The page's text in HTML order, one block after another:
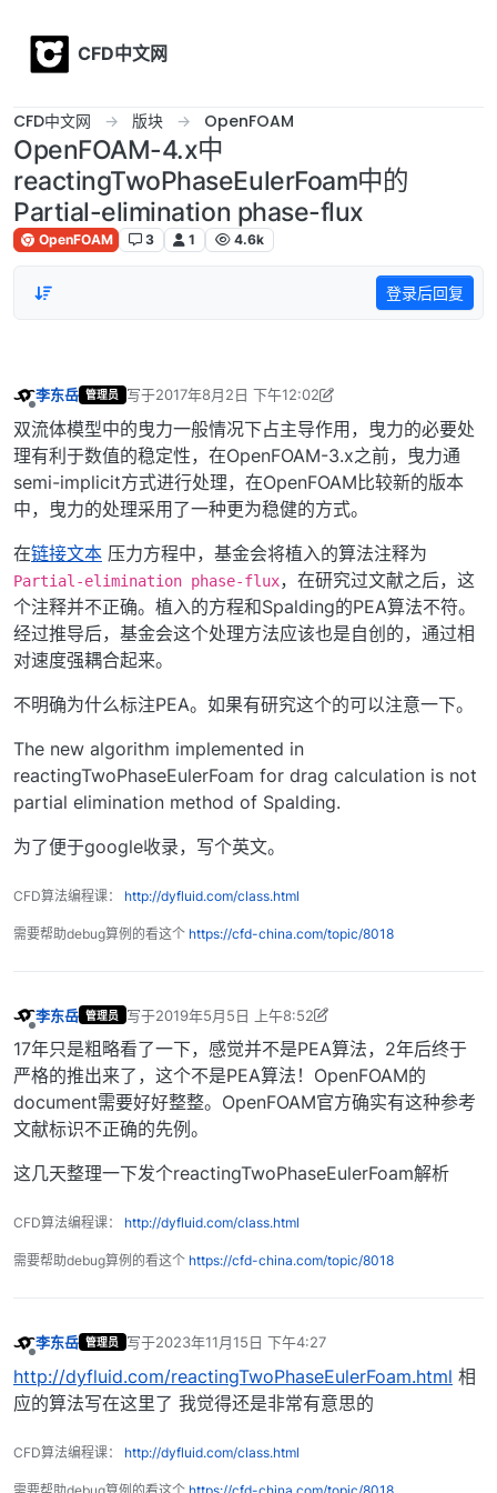
CFD中文网
CFD中文网 版块 OpenFOAM
OpenFOAM-4.x中
reactingTwoPhaseEulerFoam中的
Partial-elimination phase-flux
OpenFOAM 3 1 4.6k
登录后回复
李东岳 管理员 写于2017年8月2日 下午12:02
最后由 李东岳 编辑 2017年8月2日 下午8:07
双流体模型中的曳力一般情况下占主导作用，曳力的必要处
理有利于数值的稳定性，在OpenFOAM-3.x之前，曳力通
semi-implicit方式进行处理，在OpenFOAM比较新的版本
中，曳力的处理采用了一种更为稳健的方式。
在链接文本 压力方程中，基金会将植入的算法注释为
Partial-elimination phase-flux，在研究过文献之后，这
个注释并不正确。植入的方程和Spalding的PEA算法不符。
经过推导后，基金会这个处理方法应该也是自创的，通过相
对速度强耦合起来。
不明确为什么标注PEA。如果有研究这个的可以注意一下。
The new algorithm implemented in
reactingTwoPhaseEulerFoam for drag calculation is not
partial elimination method of Spalding.
为了便于google收录，写个英文。
CFD算法编程课： http://dyfluid.com/class.html
需要帮助debug算例的看这个 https://cfd-china.com/topic/8018
李东岳 管理员 写于2019年5月5日 上午8:52
最后由 李东岳 编辑 2019年5月5日 下午4:56
17年只是粗略看了一下，感觉并不是PEA算法，2年后终于
严格的推出来了，这个不是PEA算法！OpenFOAM的
document需要好好整整。OpenFOAM官方确实有这种参考
文献标识不正确的先例。
这几天整理一下发个reactingTwoPhaseEulerFoam解析
CFD算法编程课： http://dyfluid.com/class.html
需要帮助debug算例的看这个 https://cfd-china.com/topic/8018
李东岳 管理员 写于2023年11月15日 下午4:27
最后由 编辑
http://dyfluid.com/reactingTwoPhaseEulerFoam.html 相
应的算法写在这里了 我觉得还是非常有意思的
CFD算法编程课： http://dyfluid.com/class.html